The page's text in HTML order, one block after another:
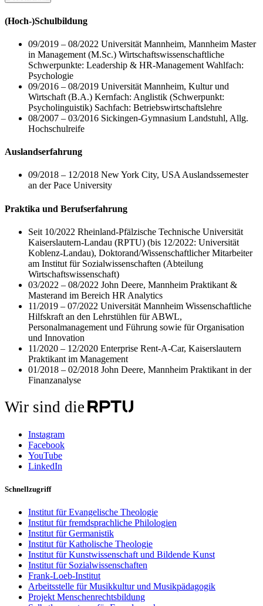
(Hoch-)Schulbildung
09/2019 – 08/2022 Universität Mannheim, Mannheim Master
in Management (M.Sc.) Wirtschaftswissenschaftliche
Schwerpunkte: Leadership & HR-Management Wahlfach:
Psychologie
09/2016 – 08/2019 Universität Mannheim, Kultur und
Wirtschaft (B.A.) Kernfach: Anglistik (Schwerpunkt:
Psycholinguistik) Sachfach: Betriebswirtschaftslehre
08/2007 – 03/2016 Sickingen-Gymnasium Landstuhl, Allg.
Hochschulreife
Auslandserfahrung
09/2018 – 12/2018 New York City, USA Auslandssemester
an der Pace University
Praktika und Berufserfahrung
Seit 10/2022 Rheinland-Pfälzische Technische Universität
Kaiserslautern-Landau (RPTU) (bis 12/2022: Universität
Koblenz-Landau), Doktorand/Wissenschaftlicher Mitarbeiter
am Institut für Sozialwissenschaften (Abteilung
Wirtschaftswissenschaft)
03/2022 – 08/2022 John Deere, Mannheim Praktikant &
Masterand im Bereich HR Analytics
11/2019 – 07/2022 Universität Mannheim Wissenschaftliche
Hilfskraft an den Lehrstühlen für ABWL,
Personalmanagement und Führung sowie für Organisation
und Innovation
11/2020 – 12/2020 Enterprise Rent-A-Car, Kaiserslautern
Praktikant im Management
01/2018 – 02/2018 John Deere, Mannheim Praktikant in der
Finanzanalyse
Wir sind die
Instagram
Facebook
YouTube
LinkedIn
Schnellzugriff
Institut für Evangelische Theologie
Institut für fremdsprachliche Philologien
Institut für Germanistik
Institut für Katholische Theologie
Institut für Kunstwissenschaft und Bildende Kunst
Institut für Sozialwissenschaften
Frank-Loeb-Institut
Arbeitsstelle für Musikkultur und Musikpädagogik
Projekt Menschenrechtsbildung